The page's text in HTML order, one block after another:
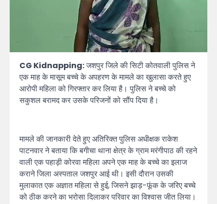
CG Kidnapping:जशपुर जिले की सिटी कोतवाली पुलिस ने
एक माह के मासूम बच्चे के अपहरण के मामले का खुलासा करते हुए
आरोपी महिला को गिरफ्तार कर लिया है। पुलिस ने बच्चे को
सकुशल बरामद कर उसके परिजनों को सौंप दिया है।
मामले की जानकारी देते हुए अतिरिक्त पुलिस अधीक्षक राकेश
पाटनवार ने बताया कि बगीचा थाना क्षेत्र के ग्राम मरंगीपाठ की रहने
वाली एक पहाड़ी कोरवा महिला अपने एक माह के बच्चे का इलाज
कराने जिला अस्पताल जशपुर आई थी। इसी दौरान उसकी
मुलाकात एक अज्ञात महिला से हुई, जिसने झाड़-फूंक के जरिए बच्चे
को ठीक करने का भरोसा दिलाकर परिवार का विश्वास जीत लिया।